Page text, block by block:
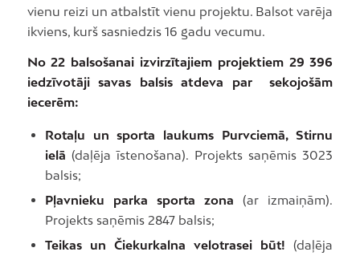
vienu reizi un atbalstīt vienu projektu. Balsot varēja
ikviens, kurš sasniedzis 16 gadu vecumu.
No 22 balsošanai izvirzītajiem projektiem 29 396
iedzīvotāji savas balsis atdeva par sekojošām
iecerēm:
Rotaļu un sporta laukums Purvciemā, Stirnu
ielā (daļēja īstenošana). Projekts saņēmis 3023
balsis;
Pļavnieku parka sporta zona (ar izmaiņām).
Projekts saņēmis 2847 balsis;
Teikas un Čiekurkalna velotrasei būt! (daļēja